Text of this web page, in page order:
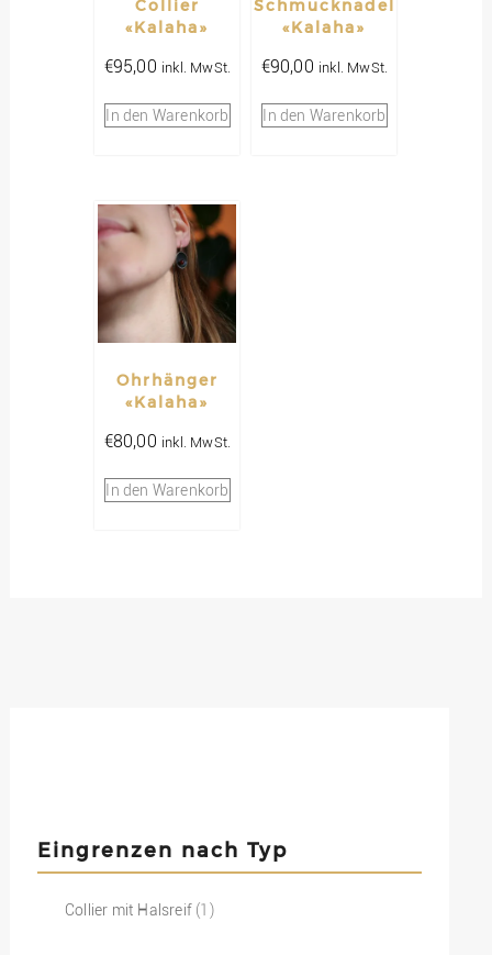
Collier
«Kalaha»
€95,00 inkl. MwSt.
In den Warenkorb
Schmucknadel
«Kalaha»
€90,00 inkl. MwSt.
In den Warenkorb
Ohrhänger
«Kalaha»
€80,00 inkl. MwSt.
In den Warenkorb
Eingrenzen nach Typ
Collier mit Halsreif (1)